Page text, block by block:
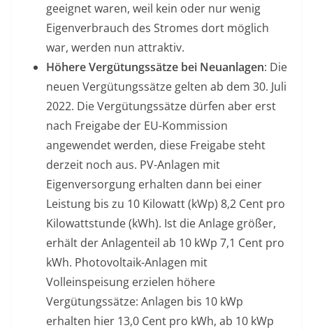
geeignet waren, weil kein oder nur wenig
Eigenverbrauch des Stromes dort möglich
war, werden nun attraktiv.
Höhere Vergütungssätze bei Neuanlagen: Die
neuen Vergütungssätze gelten ab dem 30. Juli
2022. Die Vergütungssätze dürfen aber erst
nach Freigabe der EU-Kommission
angewendet werden, diese Freigabe steht
derzeit noch aus. PV-Anlagen mit
Eigenversorgung erhalten dann bei einer
Leistung bis zu 10 Kilowatt (kWp) 8,2 Cent pro
Kilowattstunde (kWh). Ist die Anlage größer,
erhält der Anlagenteil ab 10 kWp 7,1 Cent pro
kWh. Photovoltaik-Anlagen mit
Volleinspeisung erzielen höhere
Vergütungssätze: Anlagen bis 10 kWp
erhalten hier 13,0 Cent pro kWh, ab 10 kWp